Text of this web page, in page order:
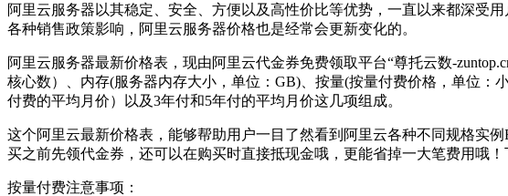
阿里云服务器以其稳定、安全、方便以及高性价比等优势，一直以来都深受
各种销售政策影响，阿里云服务器价格也是经常会更新变化的。
阿里云服务器最新价格表，现由阿里云代金券免费领取平台“尊托云数-
核心数）、内存(服务器内存大小，单位：GB)、按量(按量付费价格，单位
付费的平均月价）以及3年付和5年付的平均月价这几项组成。
这个阿里云最新价格表，能够帮助用户一目了然看到阿里云各种不同规格实
买之前先领代金券，还可以在购买时直接抵现金哦，更能省掉一大笔费用哦
按量付费注意事项：